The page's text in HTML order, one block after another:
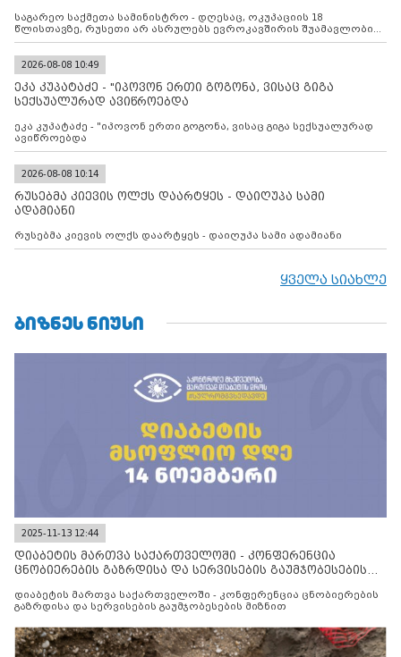
საგარეო საქმეთა სამინისტრო - დღესაც, ოკუპაციის 18
წლისთავზე, რუსეთი არ ასრულებს ევროკავშირის შუამავლობით
დადებულ 2008 წლის 12 აგვისტოს ცეცხლის შეწყვეტის
კონტროლს ოკუპირებულ რეგიონებში, აგრძელებს მათი
მილიტარიზაციის პროცესს და აქტიურად დგამს ნაბიჯებს მათი
ფაქტობრივი ანექსიისკენ
2026-08-08 10:49
ეკა კუპატაძე - "იპოვონ ერთი გოგონა, ვისაც გიგა
სექსუალურად ავიწროებდა
ეკა კუპატაძე - "იპოვონ ერთი გოგონა, ვისაც გიგა სექსუალურად
ავიწროებდა
2026-08-08 10:14
რუსებმა კიევის ოლქს დაარტყეს - დაიღუპა სამი
ადამიანი
რუსებმა კიევის ოლქს დაარტყეს - დაიღუპა სამი ადამიანი
ყველა სიახლე
ᲑᲘᲖᲜᲔᲡ ᲜᲘᲣᲡᲘ
2025-11-13 12:44
დიაბეტის მართვა საქართველოში - კონფერენცია
ცნობიერების გაზრდისა და სერვისების გაუმჯობესების
დიაბეტის მართვა საქართველოში - კონფერენცია ცნობიერების
გაზრდისა და სერვისების გაუმჯობესების მიზნით